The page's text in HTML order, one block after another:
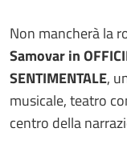
Non mancherà la
Samovar in
SENTIMENTALE,
musicale, teatro
centro della